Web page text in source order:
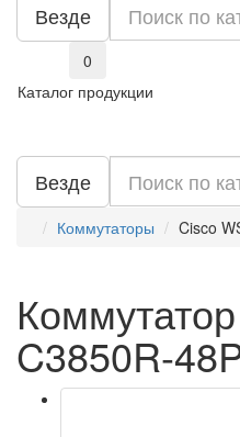
Везде
0
Каталог продукции
Везде
Коммутаторы Cisco
C3850R-